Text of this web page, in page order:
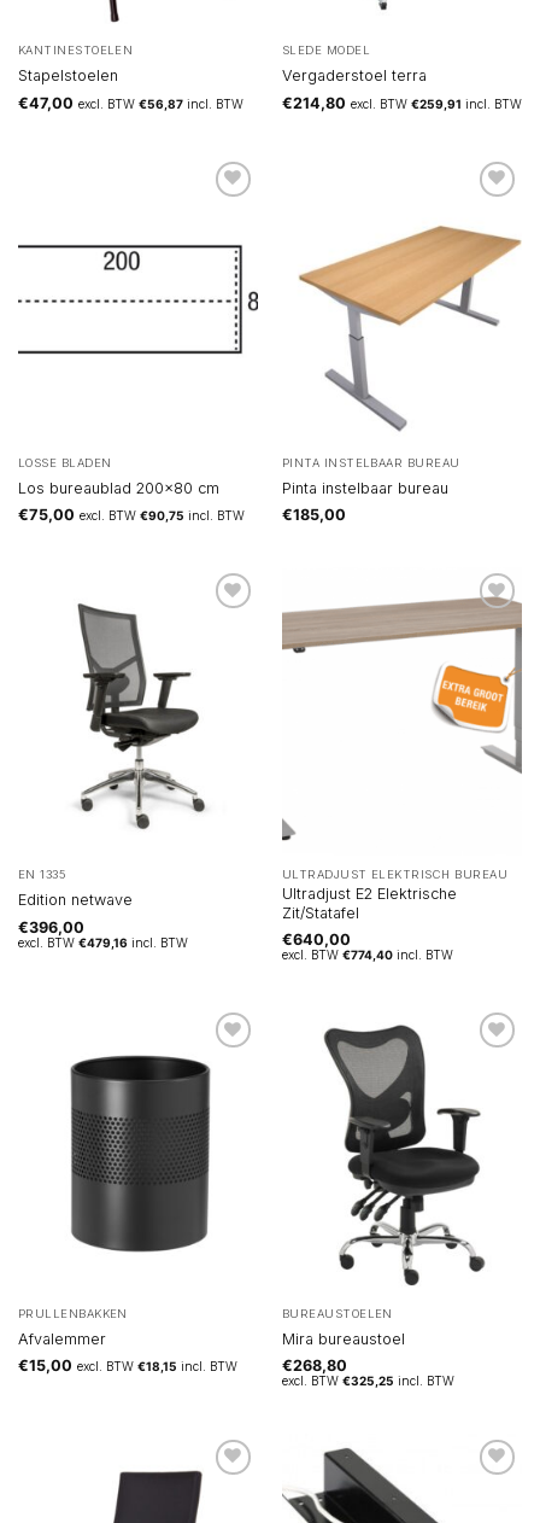
KANTINESTOELEN
Stapelstoelen
€47,00 excl. BTW €56,87incl. BTW
SLEDE MODEL
Vergaderstoel terra
€214,80 excl. BTW €259,91 incl. BTW
LOSSE BLADEN
Los bureaublad 200×80 cm
€75,00 excl. BTW €90,75 incl. BTW
PINTA INSTELBAAR BUREAU
Pinta instelbaar bureau
€185,00
EN 1335
Edition netwave
€396,00
excl. BTW €479,16incl. BTW
ULTRADJUST ELEKTRISCH BUREAU
Ultradjust E2 Elektrische
Zit/Statafel
€640,00
excl. BTW €774,40incl. BTW
PRULLENBAKKEN
Afvalemmer
€15,00 excl. BTW €18,15 incl. BTW
BUREAUSTOELEN
Mira bureaustoel
€268,80
excl. BTW €325,25 incl. BTW